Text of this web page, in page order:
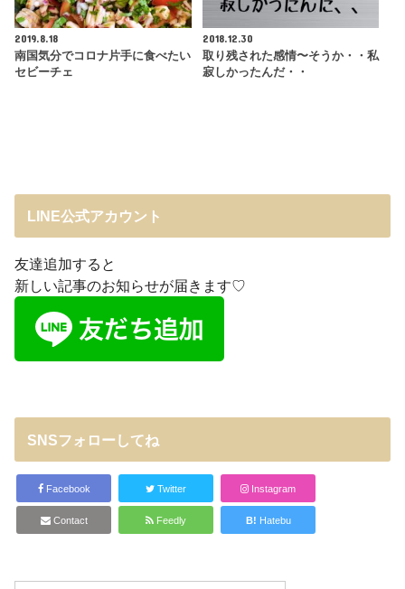
2019.8.18
南国気分でコロナ片手に食べたい
セビーチェ
2018.12.30
取り残された感情〜そうか・・私
寂しかったんだ・・
LINE公式アカウント
友達追加すると
新しい記事のお知らせが届きます♡
SNSフォローしてね
Facebook Twitter Instagram
Contact Feedly B! Hatebu